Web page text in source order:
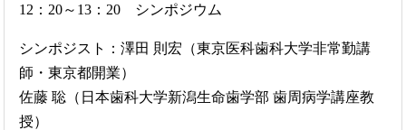
12：20～13：20 シンポジウム
シンポジスト：澤田 則宏（東京医科歯科大学非常勤講
師・東京都開業）
佐藤 聡（日本歯科大学新潟生命歯学部 歯周病学講座教
授）